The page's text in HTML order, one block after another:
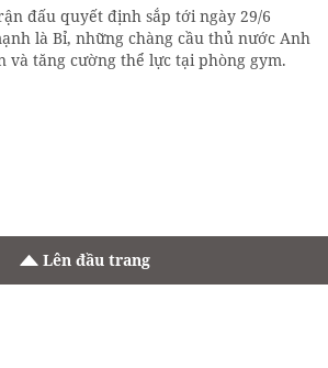
đấu quyết định sắp tới ngày 29/6
là Bỉ, những chàng cầu thủ nước Anh
và tăng cường thể lực tại phòng gym.
Lên đầu trang